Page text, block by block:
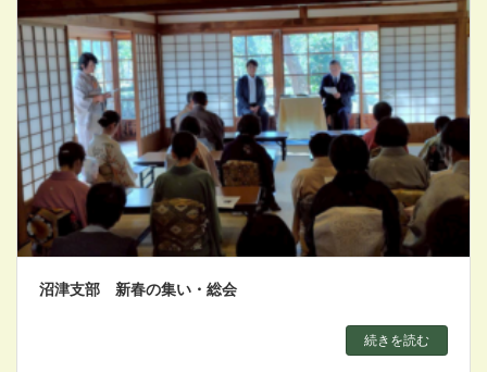
沼津支部 新春の集い・総会
続きを読む